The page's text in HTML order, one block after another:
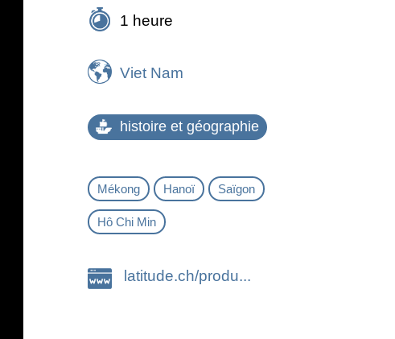
1 heure
Viet Nam
histoire et géographie
Mékong Hanoï Saïgon
Hô Chi Min
latitude.ch/produ...